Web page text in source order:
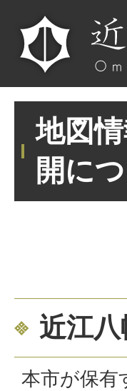
地図
開に
近江
本市が保有